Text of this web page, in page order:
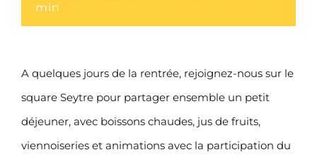
min
A quelques jours de la rentrée, rejoignez-nous sur le
square Seytre pour partager ensemble un petit
déjeuner, avec boissons chaudes, jus de fruits,
viennoiseries et animations avec la participation du